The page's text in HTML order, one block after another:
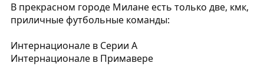
В прекрасном городе Милане есть только две, кмк,
приличные футбольные команды:
Интернационале в Серии А
Интернационале в Примавере